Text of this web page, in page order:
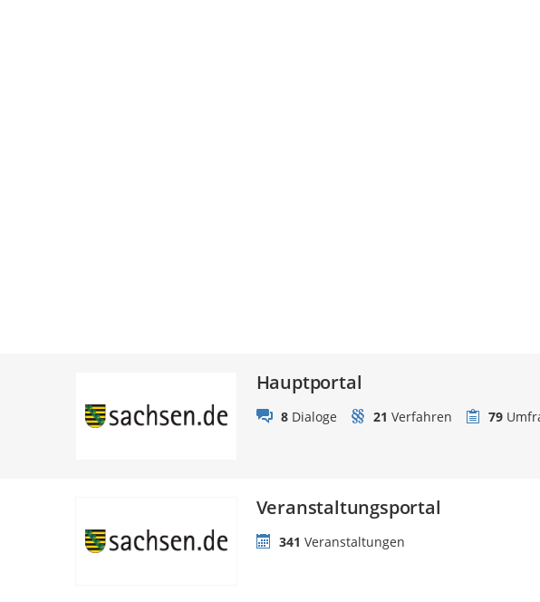
Hauptportal
8 Dialoge 21 Verfahren 79
Veranstaltungsportal
341 Veranstaltungen